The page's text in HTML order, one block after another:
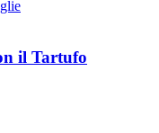
il Tartufo